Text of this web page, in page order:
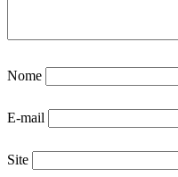
Nome
E-mail
Site